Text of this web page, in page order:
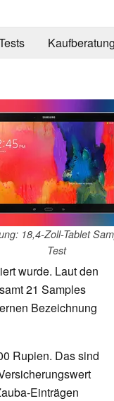
Kaufberatung
18,4-Zoll-Tablet
Test
wurde. Laut den
21 Samples
Bezeichnung
Rupien. Das sind
Einträgen